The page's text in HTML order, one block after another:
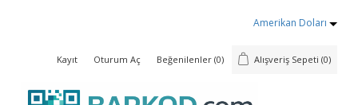
Amerikan Doları
Kayıt Oturum Aç Beğenilenler (0) Alışveriş Sepeti (0)